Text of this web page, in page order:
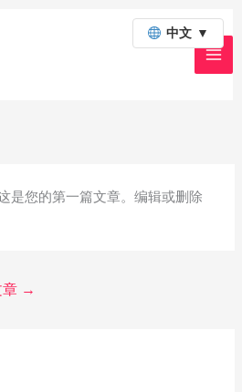
中文 ▼
是您的第一篇文章。编辑或删除
→